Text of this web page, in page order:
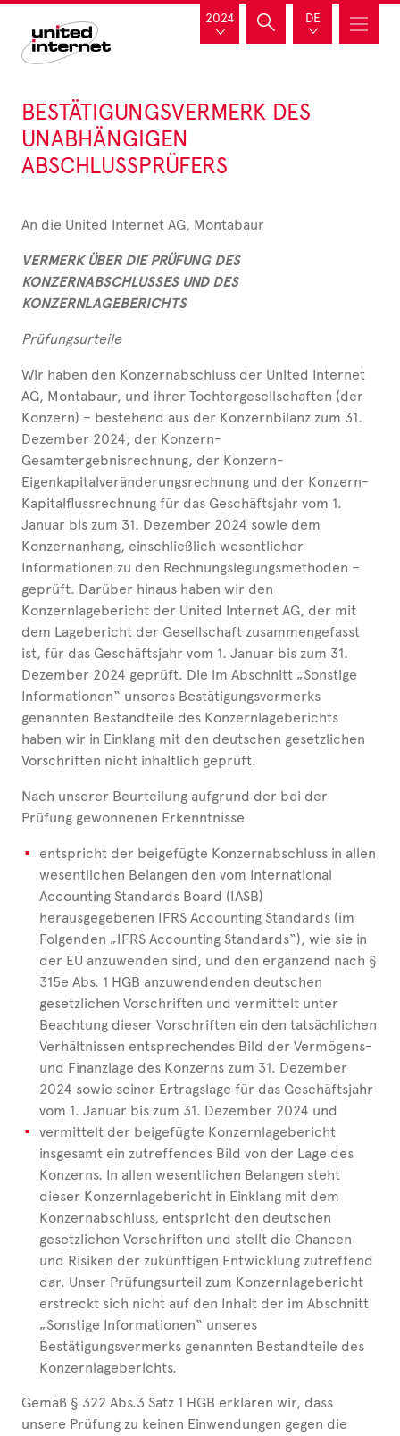
2024 DE
BESTÄTIGUNGSVERMERK DES
UNABHÄNGIGEN
ABSCHLUSSPRÜFERS
An die United Internet AG, Montabaur
VERMERK ÜBER DIE PRÜFUNG DES
KONZERNABSCHLUSSES UND DES
KONZERNLAGEBERICHTS
Prüfungsurteile
Wir haben den Konzernabschluss der United Internet
AG, Montabaur, und ihrer Tochtergesellschaften (der
Konzern) – bestehend aus der Konzernbilanz zum 31.
Dezember 2024, der Konzern-
Gesamtergebnisrechnung, der Konzern-
Eigenkapitalveränderungsrechnung und der Konzern-
Kapitalflussrechnung für das Geschäftsjahr vom 1.
Januar bis zum 31. Dezember 2024 sowie dem
Konzernanhang, einschließlich wesentlicher
Informationen zu den Rechnungslegungsmethoden –
geprüft. Darüber hinaus haben wir den
Konzernlagebericht der United Internet AG, der mit
dem Lagebericht der Gesellschaft zusammengefasst
ist, für das Geschäftsjahr vom 1. Januar bis zum 31.
Dezember 2024 geprüft. Die im Abschnitt „Sonstige
Informationen“ unseres Bestätigungsvermerks
genannten Bestandteile des Konzernlageberichts
haben wir in Einklang mit den deutschen gesetzlichen
Vorschriften nicht inhaltlich geprüft.
Nach unserer Beurteilung aufgrund der bei der
Prüfung gewonnenen Erkenntnisse
entspricht der beigefügte Konzernabschluss in allen
wesentlichen Belangen den vom International
Accounting Standards Board (IASB)
herausgegebenen IFRS Accounting Standards (im
Folgenden „IFRS Accounting Standards“), wie sie in
der EU anzuwenden sind, und den ergänzend nach §
315e Abs. 1 HGB anzuwendenden deutschen
gesetzlichen Vorschriften und vermittelt unter
Beachtung dieser Vorschriften ein den tatsächlichen
Verhältnissen entsprechendes Bild der Vermögens-
und Finanzlage des Konzerns zum 31. Dezember
2024 sowie seiner Ertragslage für das Geschäftsjahr
vom 1. Januar bis zum 31. Dezember 2024 und
vermittelt der beigefügte Konzernlagebericht
insgesamt ein zutreffendes Bild von der Lage des
Konzerns. In allen wesentlichen Belangen steht
dieser Konzernlagebericht in Einklang mit dem
Konzernabschluss, entspricht den deutschen
gesetzlichen Vorschriften und stellt die Chancen
und Risiken der zukünftigen Entwicklung zutreffend
dar. Unser Prüfungsurteil zum Konzernlagebericht
erstreckt sich nicht auf den Inhalt der im Abschnitt
„Sonstige Informationen“ unseres
Bestätigungsvermerks genannten Bestandteile des
Konzernlageberichts.
Gemäß § 322 Abs.3 Satz 1 HGB erklären wir, dass
unsere Prüfung zu keinen Einwendungen gegen die